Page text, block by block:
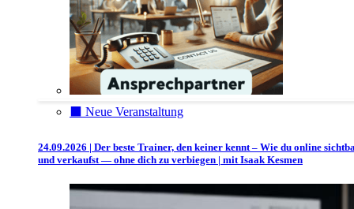
⬛️ Neue Veranstaltung
24.09.2026 | Der beste Trainer, den keiner kennt – Wie du online
und verkaufst — ohne dich zu verbiegen | mit Isaak Kesmen